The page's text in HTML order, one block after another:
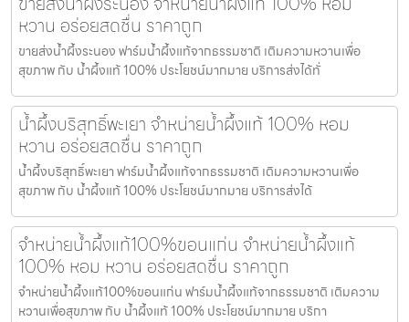
หวาน อร่อยสดชื่น ราคาถูก
ขายส่งน้ำผึ้งระนอง ฟาร์มน้ำผึ้งแท้จากธรรมชาติ เติมความหวานเพื่อ
สุขภาพ กับ น้ำผึ้งแท้ 100% ประโยชน์มากมาย บริการส่งได้ทั่
น้ำผึ้งบริสุทธิ์พะเยา จำหน่ายน้ำผึ้งแท้ 100% หอม
หวาน อร่อยสดชื่น ราคาถูก
น้ำผึ้งบริสุทธิ์พะเยา ฟาร์มน้ำผึ้งแท้จากธรรมชาติ เติมความหวานเพื่อ
สุขภาพ กับ น้ำผึ้งแท้ 100% ประโยชน์มากมาย บริการส่งได้
จำหน่ายน้ำผึ้งแท้100%ขอนแก่น จำหน่ายน้ำผึ้งแท้
100% หอม หวาน อร่อยสดชื่น ราคาถูก
จำหน่ายน้ำผึ้งแท้100%ขอนแก่น ฟาร์มน้ำผึ้งแท้จากธรรมชาติ เติมความ
หวานเพื่อสุขภาพ กับ น้ำผึ้งแท้ 100% ประโยชน์มากมาย บริกา